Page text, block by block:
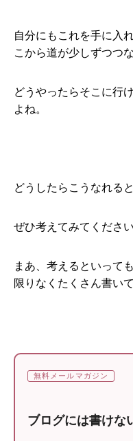
自分にもこれを手に入
こから道が少しずつつ
どうやったらそこに行
よね。
どうしたらこうなれる
ぜひ考えてみてください
まあ、考えるといって
限りなくたくさん書い
無料メールマガジン
ブログには書けな